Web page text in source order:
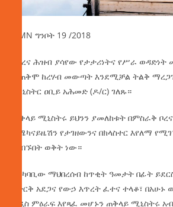
AMN ግንቦት 19 /2018
የቦረና ሕዝብ ያሳየው የታታሪነትና የሥራ
ተጠቅሞ ከረሃብ መውጣት እንደሚቻል ትልቅ
ሚኒስትር ዐቢይ አሕመድ (ዶ/ር) ገለጹ።
ጠቅላይ ሚኒስትሩ ይህንን ያመለከቱት በምስራቅ
በሜካናይዜሽን የታገዘውንና በክላስተር እየለማ
በጎበኙበት ወቅት ነው።
የአካባቢው ማህበረሰብ ከጥቂት ዓመታት በፊት
የድርቅ አደጋና የውኃ እጥረት ፈተና ተላቆ፣ በአሁኑ
አዲስ ምዕራፍ እየጻፈ መሆኑን ጠቅላይ ሚኒስትሩ